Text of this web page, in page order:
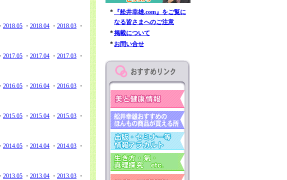
2018.05 ・ 2018.04 ・ 2018.03 ・
2017.05 ・ 2017.04 ・ 2017.03 ・
2016.05 ・ 2016.04 ・ 2016.03 ・
2015.05 ・ 2015.04 ・ 2015.03 ・
2014.05 ・ 2014.04 ・ 2014.03 ・
2013.05 ・ 2013.04 ・ 2013.03 ・
*
『舩井幸雄.com』をご覧に
なる皆さまへのご注意
*掲載について
* お問い合せ